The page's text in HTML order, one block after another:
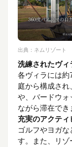
出典： ネムリゾート
洗練されたヴィ
各ヴィラには約
庭から構成さ
や、バードウォ
ながら滞在でき
充実のアクティ
ゴルフやヨガ
す。また、リゾ